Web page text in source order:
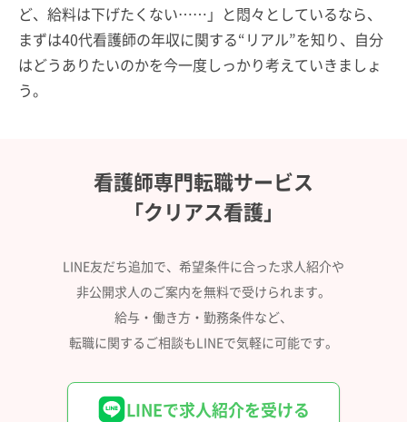
ど、給料は下げたくない……」と悶々としているなら、
まずは40代看護師の年収に関する“リアル”を知り、自分
はどうありたいのかを今一度しっかり考えていきましょ
う。
看護師専門転職サービス
「クリアス看護」
LINE友だち追加で、希望条件に合った求人紹介や
非公開求人のご案内を無料で受けられます。
給与・働き方・勤務条件など、
転職に関するご相談もLINEで気軽に可能です。
LINEで求人紹介を受ける